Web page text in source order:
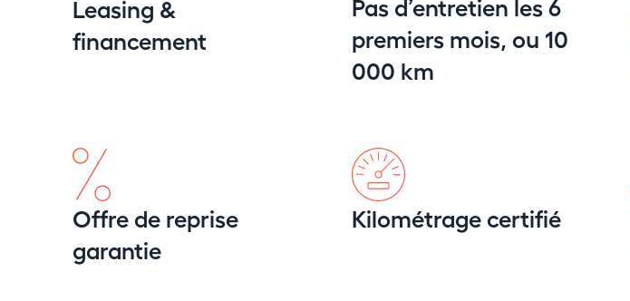
Leasing &
financement
Pas d’entretien les 6
premiers mois, ou 10
000 km
Offre de reprise
garantie
Kilométrage certifié